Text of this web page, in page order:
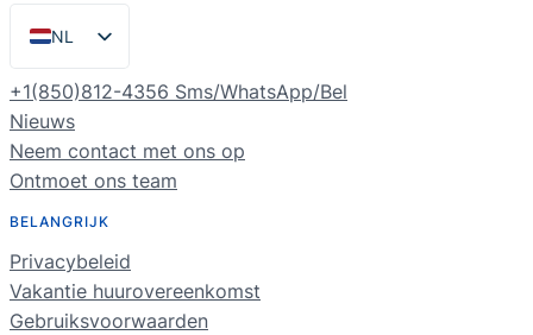
NL
EN
ES
PT
FR
DE
RU
+1(850)812-4356 Sms/WhatsApp/Bel
Nieuws
Neem contact met ons op
Ontmoet ons team
BELANGRIJK
Privacybeleid
Vakantie huurovereenkomst
Gebruiksvoorwaarden